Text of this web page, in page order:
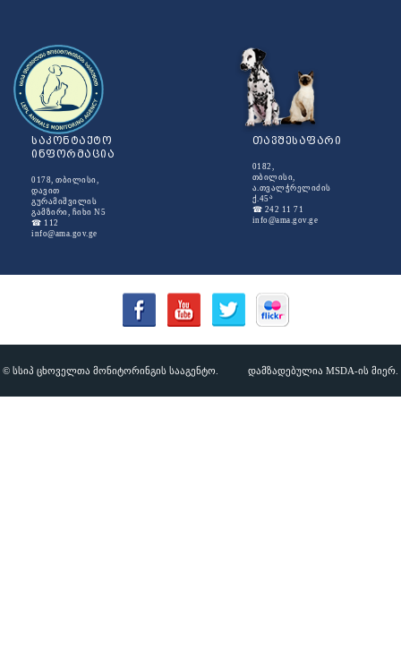
საკონტაქტო
ინფორმაცია
0178, თბილისი,
დავით
გურამიშვილის
გამზირი, ჩიხი N5
☎ 112
info@ama.gov.ge
თავშესაფარი
0182,
თბილისი,
ა.თვალჭრელიძის
ქ.45 ა
☎ 242 11 71
info@ama.gov.ge
© სსიპ ცხოველთა მონიტორინგის სააგენტო. დამზადებულია MSDA-ის მიერ.